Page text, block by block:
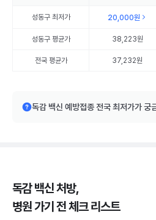
성동구최저가 20,000원
성동구평균가 38,223원
전국 평균가 37,232원
독감 백신 예방접종 전국 최저가가 궁
독감 백신 처방,
병원 가기 전 체크 리스트